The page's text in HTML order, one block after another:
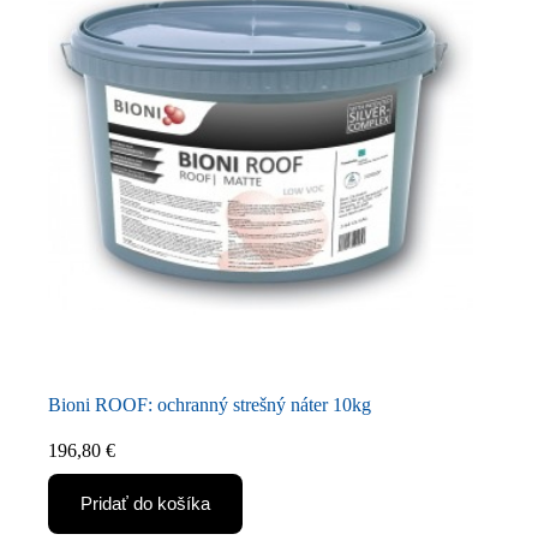
Bioni ROOF: ochranný strešný náter 10kg
196,80 €
Pridať do košíka